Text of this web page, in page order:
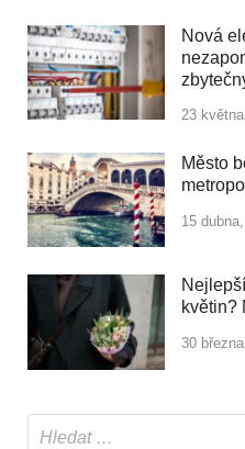
Nová
23
Město
15
květin?
30